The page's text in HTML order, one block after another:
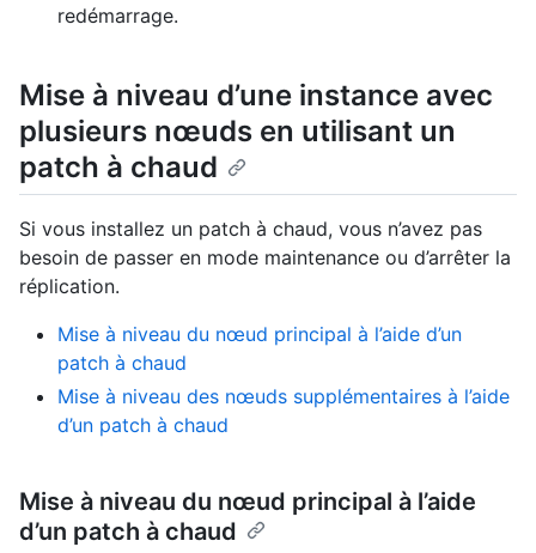
redémarrage.
Mise à niveau d’une instance avec
plusieurs nœuds en utilisant un
patch à chaud
Si vous installez un patch à chaud, vous n’avez pas
besoin de passer en mode maintenance ou d’arrêter la
réplication.
Mise à niveau du nœud principal à l’aide d’un
patch à chaud
Mise à niveau des nœuds supplémentaires à l’aide
d’un patch à chaud
Mise à niveau du nœud principal à l’aide
d’un patch à chaud